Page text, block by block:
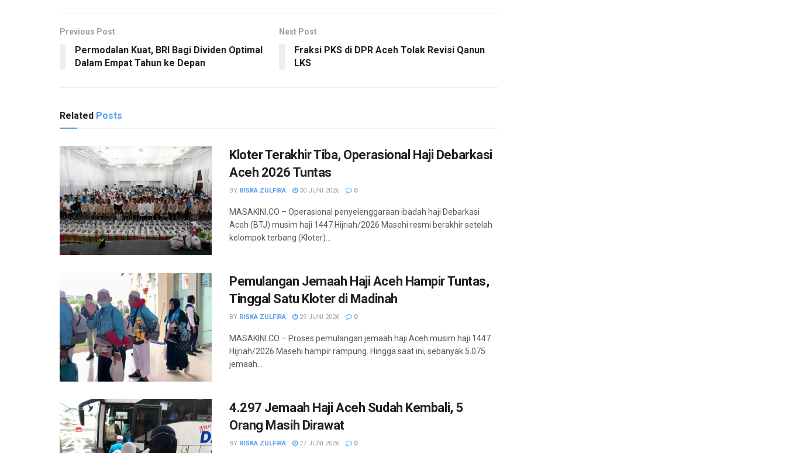
Previous Post
Permodalan Kuat, BRI Bagi Dividen Optimal
Dalam Empat Tahun ke Depan
Next Post
Fraksi PKS di DPR Aceh Tolak Revisi Qanun
LKS
Related Posts
Kloter Terakhir Tiba, Operasional Haji Debarkasi
Aceh 2026 Tuntas
BY RISKA ZULFIRA 30 JUNI 2026 0
MASAKINI.CO – Operasional penyelenggaraan ibadah haji Debarkasi
Aceh (BTJ) musim haji 1447 Hijriah/2026 Masehi resmi berakhir setelah
kelompok terbang (Kloter)...
Pemulangan Jemaah Haji Aceh Hampir Tuntas,
Tinggal Satu Kloter di Madinah
BY RISKA ZULFIRA 29 JUNI 2026 0
MASAKINI.CO – Proses pemulangan jemaah haji Aceh musim haji 1447
Hijriah/2026 Masehi hampir rampung. Hingga saat ini, sebanyak 5.075
jemaah...
4.297 Jemaah Haji Aceh Sudah Kembali, 5
Orang Masih Dirawat
BY RISKA ZULFIRA 27 JUNI 2026 0